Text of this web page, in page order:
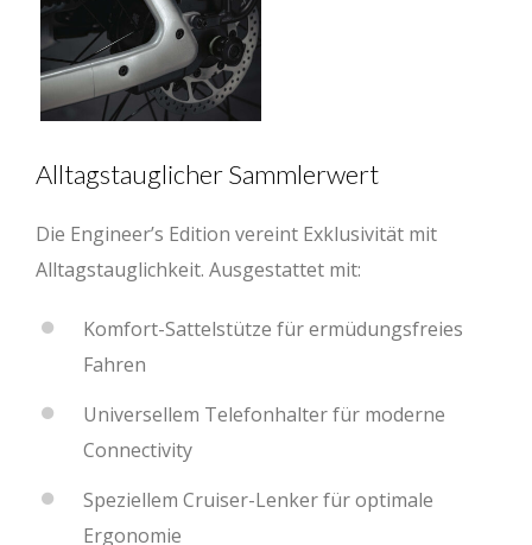
Alltagstauglicher Sammlerwert
Die Engineer’s Edition vereint Exklusivität mit
Alltagstauglichkeit. Ausgestattet mit:
Komfort-Sattelstütze für ermüdungsfreies
Fahren
Universellem Telefonhalter für moderne
Connectivity
Speziellem Cruiser-Lenker für optimale
Ergonomie